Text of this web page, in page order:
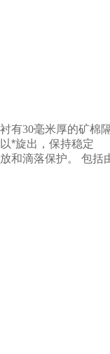
有30毫米厚的矿棉
*旋出，保持稳定
和滴落保护。 包括